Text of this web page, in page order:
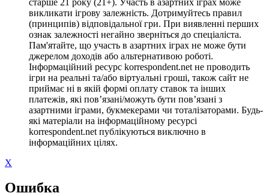
викликати ігрову залежність. Дотримуйтесь правил
(принципів) відповідальної гри. При виявленні перших
ознак залежності негайно зверніться до спеціаліста.
Пам'ятайте, що участь в азартних іграх не може бути
джерелом доходів або альтернативою роботі.
Інформаційний ресурс korrespondent.net не проводить
ігри на реальні та/або віртуальні гроші, також сайт не
приймає ні в якій формі оплату ставок та інших
платежів, які пов’язані/можуть бути пов’язані з
азартними іграми, букмекерами чи тоталізаторами. Будь-
які матеріали на інформаційному ресурсі
korrespondent.net публікуються виключно в
інформаційних цілях.
X
Ошибка